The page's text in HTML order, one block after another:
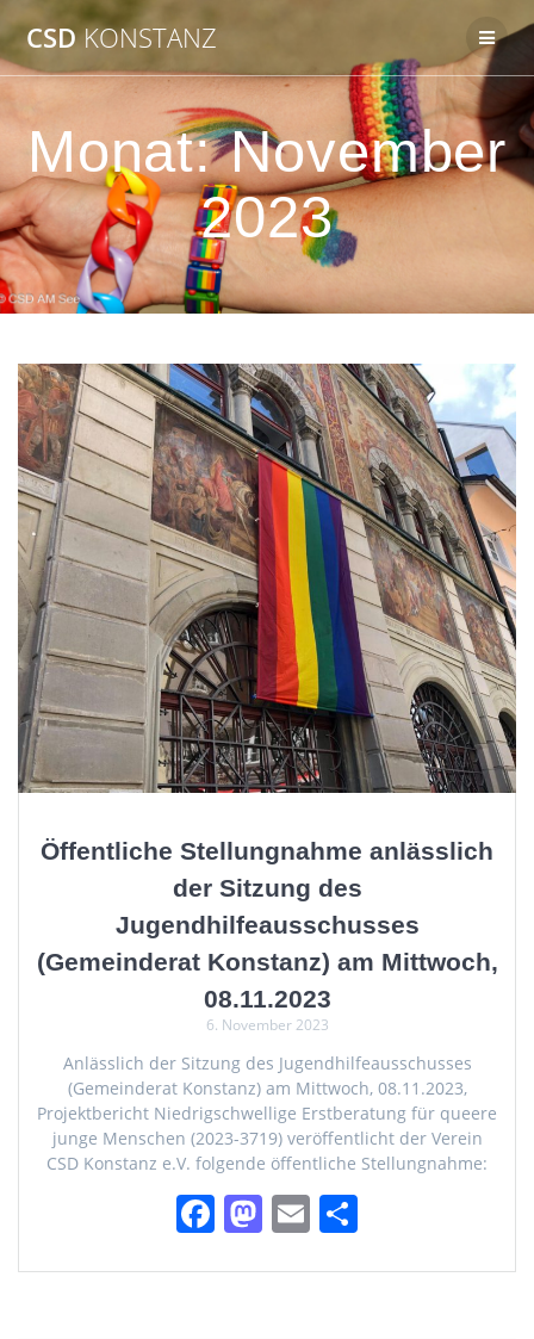
CSDKONSTANZ
Monat:November
2023
Öffentliche Stellungnahme anlässlich
der Sitzung des
Jugendhilfeausschusses
(Gemeinderat Konstanz) am Mittwoch,
08.11.2023
6. November 2023
Anlässlich der Sitzung des Jugendhilfeausschusses
(Gemeinderat Konstanz) am Mittwoch, 08.11.2023,
Projektbericht Niedrigschwellige Erstberatung für queere
junge Menschen (2023-3719) veröffentlicht der Verein
CSD Konstanz e.V. folgende öffentliche Stellungnahme:
F
c
e
M
st
o
E
ai
l
le
n